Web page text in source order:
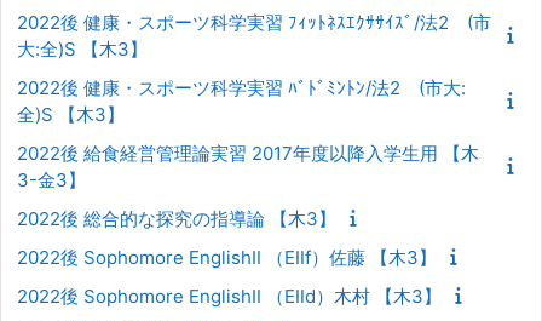
2022後 健康・スポーツ科学実習 ﾌｨｯﾄﾈｽｴｸｻｻｲｽﾞ/法2 (市
大:全)S 【木3】
2022後 健康・スポーツ科学実習 ﾊﾞﾄﾞﾐﾝﾄﾝ/法2 (市大:
全)S 【木3】
2022後 給食経営管理論実習 2017年度以降入学生用 【木
3-金3】
2022後 総合的な探究の指導論 【木3】
2022後 Sophomore EnglishⅡ （EⅡf）佐藤 【木3】
2022後 Sophomore EnglishⅡ （EⅡd）木村 【木3】